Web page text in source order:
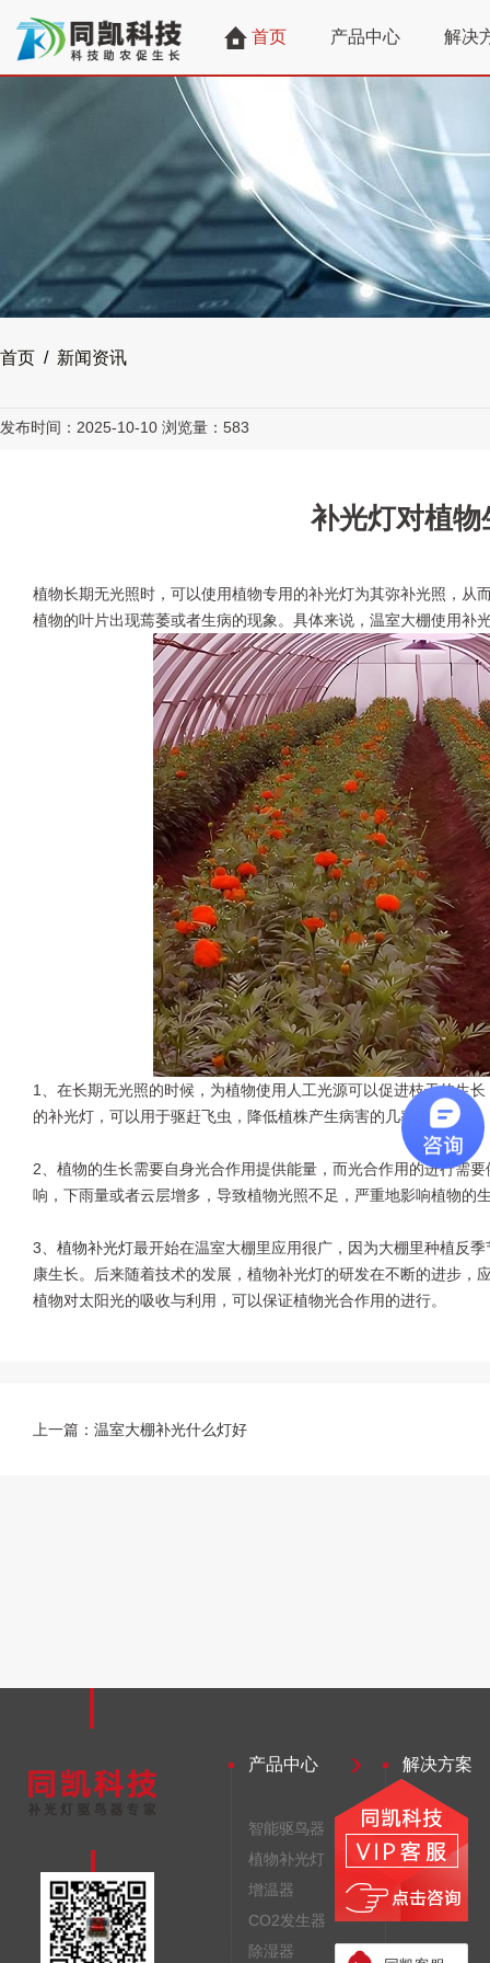
首页 产品中心 解决
首页 / 新闻资讯
发布时间：2025-10-10 浏览量：583
补光灯对植
植物长期无光照时，可以使用植物专用的补光灯为其弥补光照，
植物的叶片出现蔫萎或者生病的现象。具体来说，温室大棚使用补
1、在长期无光照的时候，为植物使用人工光源可以促进枝干的生
的补光灯，可以用于驱赶飞虫，降低植株产生病害的几率。
2、植物的生长需要自身光合作用提供能量，而光合作用的进行需
响，下雨量或者云层增多，导致植物光照不足，严重地影响植物的
3、 植物补光灯最开始在温室大棚里应用很广，因为大棚里种植反
康生长。后来随着技术的发展，植物补光灯的研发在不断的进步
植物对太阳光的吸收与利用，可以保证植物光合作用的进行。
上一篇： 温室大棚补光什么灯好
产品中心
智能驱鸟器
植物补光灯
增温器
CO2发生器
除湿器
解决方案
驱鸟器
补光灯
增温器